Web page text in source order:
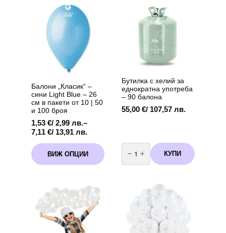
Балони „Класик“ –
сини Light Blue – 26
см в пакети от 10 | 50
и 100 броя
1,53 €/ 2,99 лв.–
7,11 €/ 13,91 лв.
Price
1,53 €
/
2,99 лв.
13,91 лв.
ВИЖ ОПЦИИ
This
product
has
options
may
Бутилка с хелий за
еднократна употреба
– 90 балона
55,00 €/ 107,57 лв.
количество
за
Бутилка
с
еднократна
употреба
балона
КУПИ